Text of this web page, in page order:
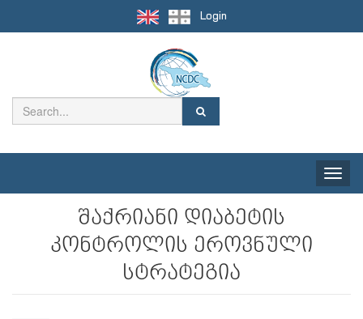
Login
Toggle
შაქრიანი დიაბეტის
კონტროლის ეროვნული
სტრატეგია